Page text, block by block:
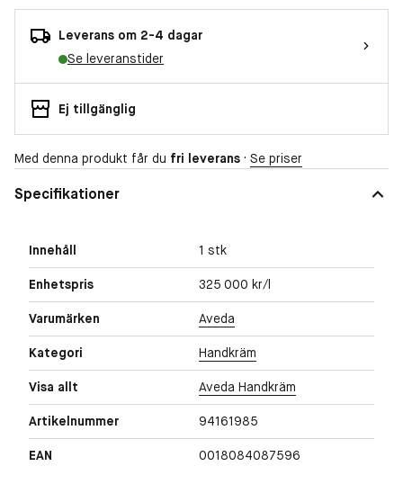
Leverans om 2-4 dagar
Se leveranstider
Ej tillgänglig
Med denna produkt får du fri leverans · Se priser
Specifikationer
Innehåll 1 stk
Enhetspris 325 000 kr/l
Varumärken Aveda
Kategori Handkräm
Visa allt Aveda Handkräm
Artikelnummer 94161985
EAN 0018084087596